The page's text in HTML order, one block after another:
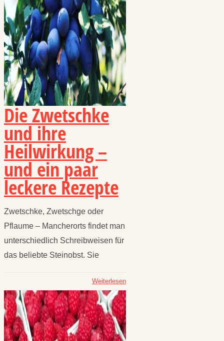
Die Zwetschke
und ihre
Heilwirkung –
und ein paar
leckere Rezepte
Zwetschke, Zwetschge oder
Pflaume – Mancherorts findet man
unterschiedlich Schreibweisen für
das beliebte Steinobst. Sie
Weiterlesen